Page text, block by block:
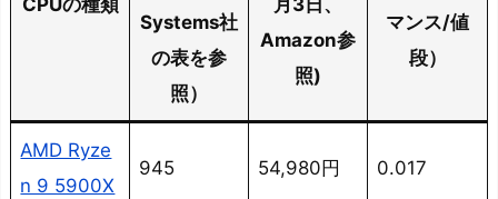
CPUの種類
Systems社
の表を参
照）
月3日、
Amazon参
照)
マンス/値
段）
AMD Ryze
n 9 5900X
945 54,980円 0.017